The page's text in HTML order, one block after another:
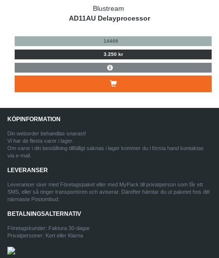
Blustream
AD11AU Delayprocessor
14466
3.250 kr
KÖPINFORMATION
Din weborder behandlas snarast!
Vi har de flesta varor i lager.
Om varor i din beställning tillfälligt saknas i lager kommer du i första hand kontaktas
via e-mail.
LEVERANSER
Leveranser sker med Företagspaket eller med MyPack till privatperson som får ett
SMS, eller så ringer transportören och aviserar. Därefter hämtar du ut paketet hos ditt
närmaste Postombud.
BETALNINGSALTERNATIV
Företagskunder: Faktura 30-dagar
Privatpersoner: Kort eller Klarna